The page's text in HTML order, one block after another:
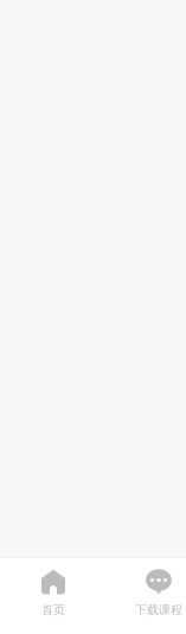
首页 下载课程